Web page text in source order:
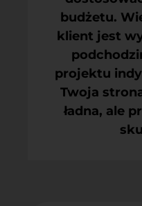
budżetu.
klient jest
projektu
Twoja
ładna, ale